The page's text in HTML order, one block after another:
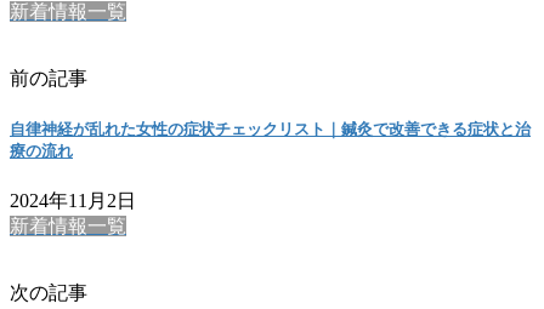
新着情報一覧
前の記事
自律神経が乱れた女性の症状チェックリスト｜鍼灸で改善できる症状と治
療の流れ
2024年11月2日
新着情報一覧
次の記事